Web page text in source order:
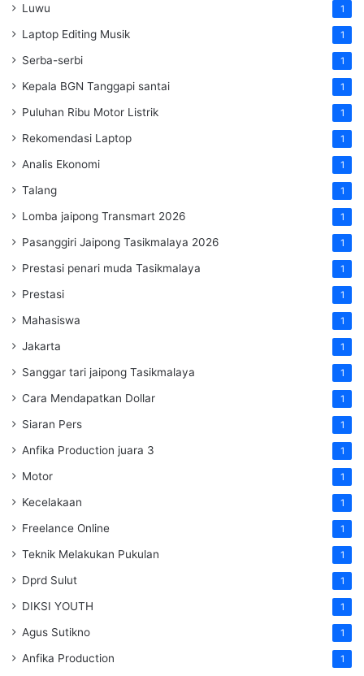
Luwu 1
Laptop Editing Musik 1
Serba-serbi 1
Kepala BGN Tanggapi santai 1
Puluhan Ribu Motor Listrik 1
Rekomendasi Laptop 1
Analis Ekonomi 1
Talang 1
Lomba jaipong Transmart 2026 1
Pasanggiri Jaipong Tasikmalaya 2026 1
Prestasi penari muda Tasikmalaya 1
Prestasi 1
Mahasiswa 1
Jakarta 1
Sanggar tari jaipong Tasikmalaya 1
Cara Mendapatkan Dollar 1
Siaran Pers 1
Anfika Production juara 3 1
Motor 1
Kecelakaan 1
Freelance Online 1
Teknik Melakukan Pukulan 1
Dprd Sulut 1
DIKSI YOUTH 1
Agus Sutikno 1
Anfika Production 1